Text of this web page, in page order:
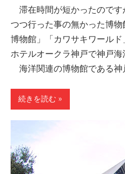
滞在時間が短かったのです
つつ行った事の無かった博
博物館」「カワサキワール
ホテルオークラ神戸で神戸
海洋関連の博物館である神
続きを読む